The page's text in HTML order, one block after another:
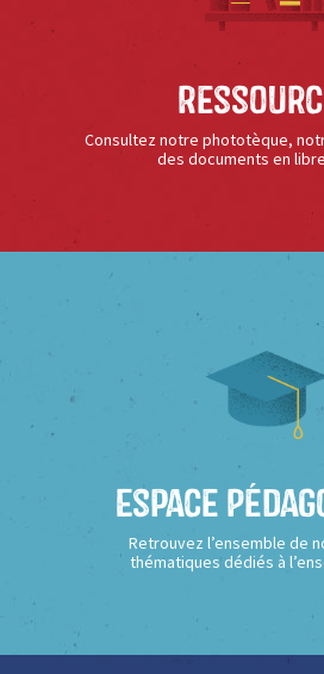
Consultez notre phototèque,
des documents en
Espace
Retrouvez l’ensemble de
thématiques dédiés à